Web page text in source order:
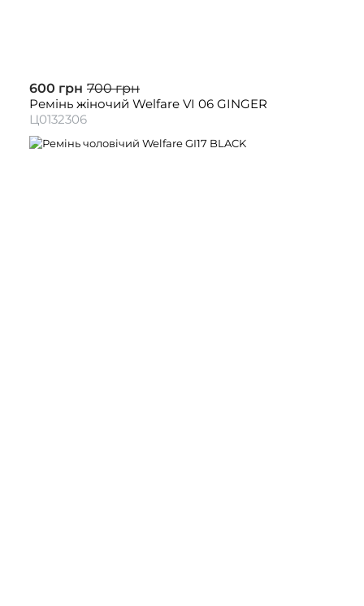
600 грн 700 грн
Ремінь жіночий Welfare VI 06 GINGER
Ц0132306